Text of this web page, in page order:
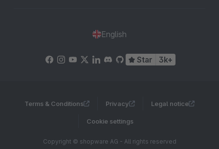
English
Star 3k+
Terms & Conditions Privacy Legal notice
Cookie settings
Copyright © shopware AG - All rights reserved